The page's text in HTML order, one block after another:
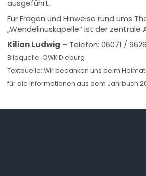
ausgeführt.
Für Fragen und Hinweise rund ums
„Wendelinuskapelle“ ist der zentrale
Kilian Ludwig – Telefon: 06071 /
Bildquelle: OWK Dieburg
Textquelle: Wir bedanken uns beim
für die Informationen aus dem Jahrbuch